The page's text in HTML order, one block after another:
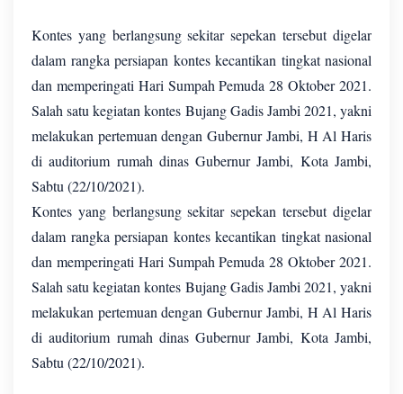
Kontes yang berlangsung sekitar sepekan tersebut digelar
dalam rangka persiapan kontes kecantikan tingkat nasional
dan memperingati Hari Sumpah Pemuda 28 Oktober 2021.
Salah satu kegiatan kontes Bujang Gadis Jambi 2021, yakni
melakukan pertemuan dengan Gubernur Jambi, H Al Haris
di auditorium rumah dinas Gubernur Jambi, Kota Jambi,
Sabtu (22/10/2021).
Kontes yang berlangsung sekitar sepekan tersebut digelar
dalam rangka persiapan kontes kecantikan tingkat nasional
dan memperingati Hari Sumpah Pemuda 28 Oktober 2021.
Salah satu kegiatan kontes Bujang Gadis Jambi 2021, yakni
melakukan pertemuan dengan Gubernur Jambi, H Al Haris
di auditorium rumah dinas Gubernur Jambi, Kota Jambi,
Sabtu (22/10/2021).